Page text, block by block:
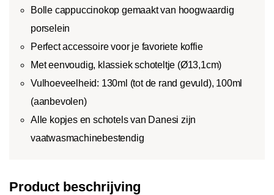
Bolle cappuccinokop gemaakt van hoogwaardig
porselein
Perfect accessoire voor je favoriete koffie
Met eenvoudig, klassiek schoteltje (Ø13,1cm)
Vulhoeveelheid: 130ml (tot de rand gevuld), 100ml
(aanbevolen)
Alle kopjes en schotels van Danesi zijn
vaatwasmachinebestendig
Product beschrijving